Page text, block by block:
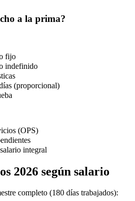
a la prima?
fijo
indefinido
(proporcional)
(OPS)
integral
2026 según salario
completo (180 días trabajados):